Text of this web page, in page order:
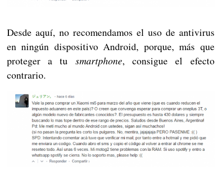
Desde aquí, no recomendamos el uso de antivirus
en ningún dispositivo Android, porque, más que
proteger a tu smartphone, consigue el efecto
contrario.